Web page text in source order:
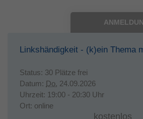
Linkshändigkeit - (k)ein Thema
Status: 30 Plätze frei
Datum: Do. 24.09.2026
Uhrzeit: 19:00 - 20:30 Uhr
Ort: online
kostenlos